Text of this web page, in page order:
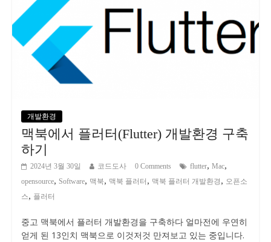
개발환경
맥북에서 플러터(Flutter) 개발환경 구축
하기
2024년 3월 30일 코드도사 0 Comments flutter, Mac,
opensource, Software, 맥북, 맥북 플러터 , 맥북 플러터 개발환경 , 오픈소
스, 플러터
중고 맥북에서 플러터 개발환경을 구축하다 얼마전에 우연히
얻게 된 13인치 맥북으로 이것저것 만져보고 있는 중입니다.